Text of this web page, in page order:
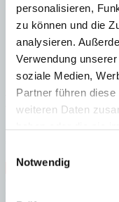
personalisieren,
zu können und die
analysieren.
Verwendung
soziale Medien,
Partner führen
weiteren Daten
Notwendig
Camp de MarEinmaliges
Preis:
Ref :
Immobilie anzeigen